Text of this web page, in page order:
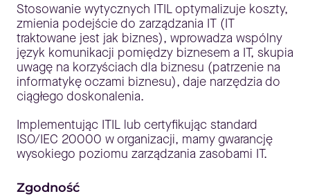
Stosowanie wytycznych ITIL optymalizuje koszty,
zmienia podejście do zarządzania IT (IT
traktowane jest jak biznes), wprowadza wspólny
język komunikacji pomiędzy biznesem a IT, skupia
uwagę na korzyściach dla biznesu (patrzenie na
informatykę oczami biznesu), daje narzędzia do
ciągłego doskonalenia.
Implementując ITIL lub certyfikując standard
ISO/IEC 20000 w organizacji, mamy gwarancję
wysokiego poziomu zarządzania zasobami IT.
Zgodność